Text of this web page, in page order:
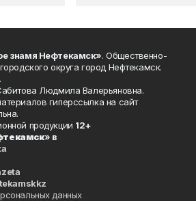
знамя Нефтекамск». Общественно-
округа город Нефтекамск.
Людмила Валерьяновна.
гиперссылка на сайт
продукции 12+
» в
данных